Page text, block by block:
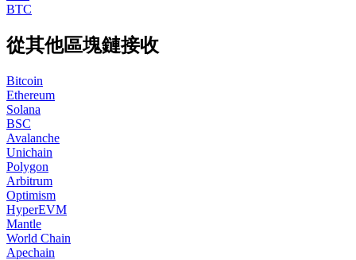
BTC
從其他區塊鏈接收
Bitcoin
Ethereum
Solana
BSC
Avalanche
Unichain
Polygon
Arbitrum
Optimism
HyperEVM
Mantle
World Chain
Apechain